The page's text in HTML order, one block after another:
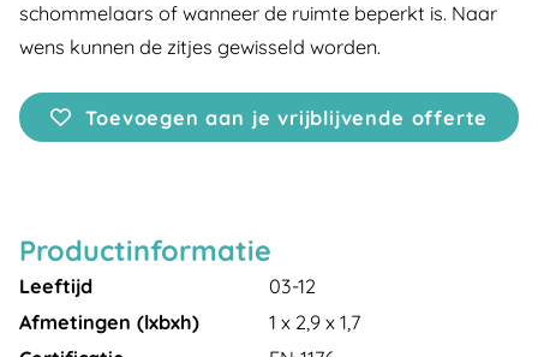
schommelaars of wanneer de ruimte beperkt is. Naar
wens kunnen de zitjes gewisseld worden.
Toevoegen aan je vrijblijvende offerte
Productinformatie
Leeftijd
03-12
Afmetingen (lxbxh)
1 x 2,9 x 1,7